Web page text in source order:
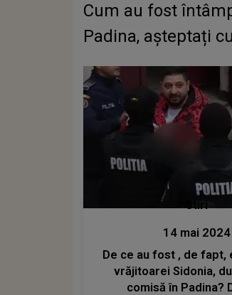
Cum au fost
Padina, așteptați
14 mai 2024
De ce au fost , de fapt,
vrăjitoarei Sidonia,
comisă în Padina?